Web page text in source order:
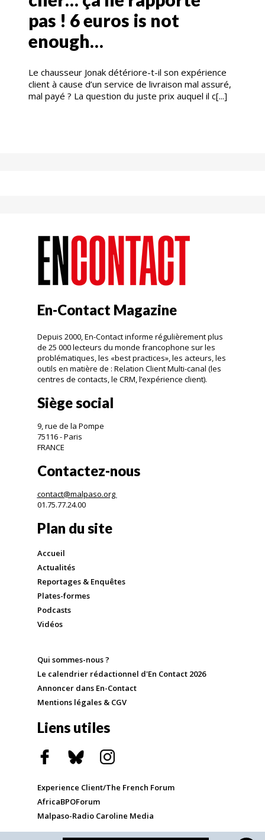
pas ! 6 euros is not
enough…
Le chausseur Jonak détériore-t-il son expérience
client à cause d’un service de livraison mal assuré,
mal payé ? La question du juste prix auquel il c[...]
En-Contact Magazine
Depuis 2000, En-Contact informe régulièrement plus
de 25 000 lecteurs du monde francophone sur les
problématiques, les «best practices», les acteurs, les
outils en matière de : Relation Client Multi-canal (les
centres de contacts, le CRM, l’expérience client).
Siège social
9, rue de la Pompe
75116 - Paris
FRANCE
Contactez-nous
contact@malpaso.org
01.75.77.24.00
Plan du site
Accueil
Actualités
Reportages & Enquêtes
Plates-formes
Podcasts
Vidéos
Qui sommes-nous ?
Le calendrier rédactionnel d'En Contact 2026
Annoncer dans En-Contact
Mentions légales & CGV
Liens utiles
Experience Client/The French Forum
AfricaBPOForum
Malpaso-Radio Caroline Media